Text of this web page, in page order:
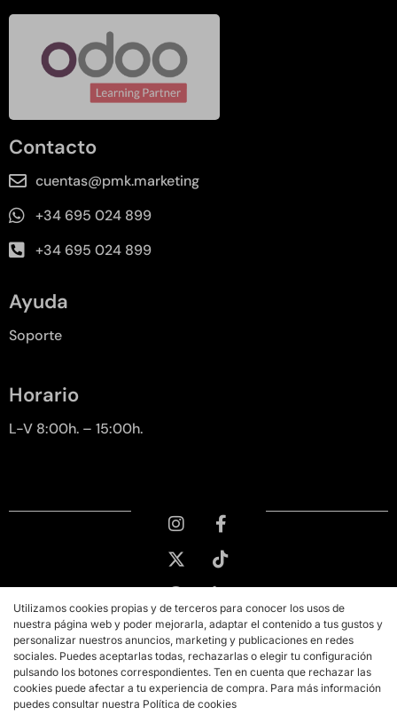
Contacto
cuentas@pmk.marketing
+34 695 024 899
+34 695 024 899
Ayuda
Soporte
Horario
L-V 8:00h. – 15:00h.
Utilizamos cookies propias y de terceros para conocer los usos de
nuestra página web y poder mejorarla, adaptar el contenido a tus gustos y
personalizar nuestros anuncios, marketing y publicaciones en redes
sociales. Puedes aceptarlas todas, rechazarlas o elegir tu configuración
pulsando los botones correspondientes. Ten en cuenta que rechazar las
cookies puede afectar a tu experiencia de compra. Para más información
puedes consultar nuestra Política de cookies